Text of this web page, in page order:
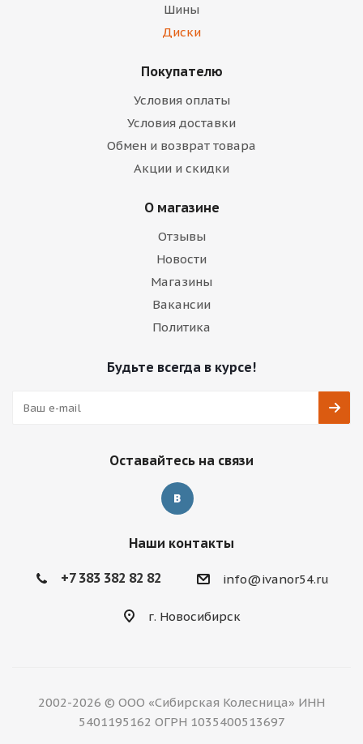
Шины
Диски
Покупателю
Условия оплаты
Условия доставки
Обмен и возврат товара
Акции и скидки
О магазине
Отзывы
Новости
Магазины
Вакансии
Политика
Будьте всегда в курсе!
Оставайтесь на связи
Наши контакты
+7 383 382 82 82 info@ivanor54.ru
г. Новосибирск
2002-2026 © ООО «Сибирская Колесница» ИНН
5401195162 ОГРН 1035400513697